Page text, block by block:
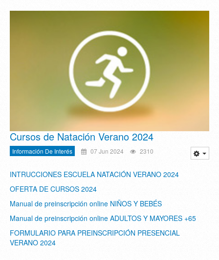
Cursos de Natación Verano 2024
Información De Interés 07 Jun 2024 2310
INTRUCCIONES ESCUELA NATACIÓN VERANO 2024
OFERTA DE CURSOS 2024
Manual de preinscripción online NIÑOS Y BEBÉS
Manual de preinscripción online ADULTOS Y MAYORES +65
FORMULARIO PARA PREINSCRIPCIÓN PRESENCIAL
VERANO 2024